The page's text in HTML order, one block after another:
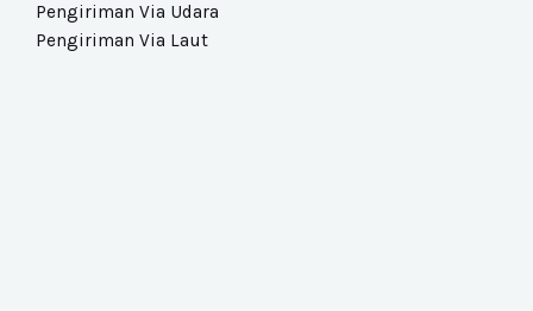
Pengiriman Via Udara​
Pengiriman Via Laut